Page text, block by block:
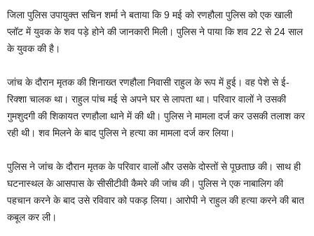
जिला पुलिस उपायुक्त सचिन शर्मा ने बताया कि 9 मई को रणहौला पुलिस को एक खाली
प्लॉट में युवक के शव पड़े होने की जानकारी मिली। पुलिस ने पाया कि शव 22 से 24 साल
के युवक की है।
जांच के दौरान मृतक की शिनाख्त रणहौला निवासी राहुल के रूप में हुई। वह पेशे से ई-
रिक्शा चालक था। राहुल पांच मई से अपने घर से लापता था। परिवार वालों ने उसकी
गुमशुदगी की शिकायत रणहौला थाने में की थी। पुलिस ने मामला दर्ज कर उसकी तलाश कर
रही थी। शव मिलने के बाद पुलिस ने हत्या का मामला दर्ज कर लिया।
पुलिस ने जांच के दौरान मृतक के परिवार वालों और उसके दोस्तों से पूछताछ की। साथ ही
घटनास्थल के आसपास के सीसीटीवी कैमरे की जांच की। पुलिस ने एक नाबालिग की
पहचान करने के बाद उसे रविवार को पकड़ लिया। आरोपी ने राहुल की हत्या करने की बात
कबूल कर ली।